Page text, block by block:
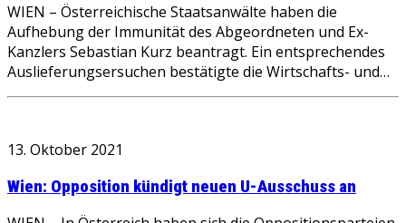
WIEN – Österreichische Staatsanwälte haben die
Aufhebung der Immunität des Abgeordneten und Ex-
Kanzlers Sebastian Kurz beantragt. Ein entsprechendes
Auslieferungsersuchen bestätigte die Wirtschafts- und…
13. Oktober 2021
Wien: Opposition kündigt neuen U-Ausschuss an